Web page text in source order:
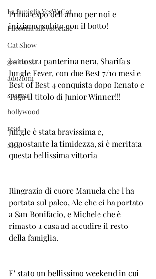
La famiglia YesWeCat
Filosofia allevatoriale
Cat Show
gavidanza
adozioni
spagna
hollywood
read
Sick
Prima expo dell'anno per noi e
iniziamo subito con il botto!
La nostra panterina nera, Sharifa's
Jungle Fever, con due Best 7/10 mesi e
Best of Best 4 conquista dopo Renato e
Togo il titolo di Junior Winner!!!
Jungle è stata bravissima e,
nonostante la timidezza, si è meritata
questa bellissima vittoria.
Ringrazio di cuore Manuela che l'ha
portata sul palco, Ale che ci ha portato
a San Bonifacio, e Michele che è
rimasto a casa ad accudire il resto
della famiglia.
E' stato un bellissimo weekend in cui